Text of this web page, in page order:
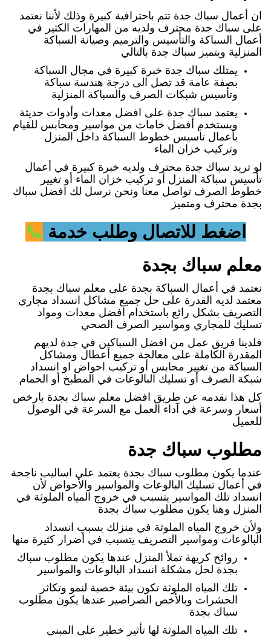
ان أعمال سباك جدة تتم باحترافية كبيرة وذلك لأننا نعتمد
على سباك جدة محترف ولديه من المهارات الكثير في
أعمال السباكة والتأسيس والترميم وصيانة السباكة
المنزلية ويتميز سباك جدة بالتالي
يمتلك سباك جدة خبرة كبيرة في مجال السباكة
بصفة عامة قد تصل الى درجة هندسة سباكة
وتأسيس شبكات الصرف والسباكة المنزلية
يعتمد سباك جدة على افضل معدات وأدوات حديثة
ويستخدم أفضل خامات من مواسير ومحابس للقيام
بأعمال تأسيس خطوط السباكة داخل المنزل
وتركيب خزان الماء
لو تريد سباك جدة محترف ولديه خبرة كبيرة في أعمال
تأسيس سباكة المنزل أو تركيب خزان الماء أو تغيير
خطوط الصرف تواصل معنا ونحن نرسل لك افضل سباك
بجدة محترف ومتميز
اضغط للاتصال وطلب خدمة 📞
معلم سباك بجدة
نعتمد في أعمال السباكة بجدة على معلم سباك بجدة
معتمد لديه القدرة على حل جميع مشاكل انسداد مجاري
التصريف بشكل رائع باستخدام افضل معدات ومواد
تسليك للمجاري ومواسير الصرف الصحي
فلدينا فريق عمل من افضل السباكين في جدة لديهم
المقدرة الكاملة على معالجة جميع أعطال ومشاكل
السباكة من تغيير محابس أو تركيب احواض او انسداد
شبكة الصرف أو تسليك البالوعات في المطبخ أو الحمام
كل هذا نقدمه عن طريق افضل معلم سباك بجدة بارخص
أسعار وسرعة في آداء العمل مع السرعة في الوصول
للعميل
مطلوب سباك جدة
عندما يكون مطلوب سباك بجدة يعتمد على اساليب ناجحة
في أعمال تسليك البالوعات والمواسير والأحواض لأن
انسداد تلك المواسير يتسبب في خروج المياه الملوثة في
المنزل وهنا يكون مطلوب سباك بجدة
ولأن خروج المياه الملوثة في منزلك بسبب انسداد
البالوعات ومواسير التصريف يتسبب في أضرار كثيرة منها
روائح كريهة تملأ المنزل عندها يكون مطلوب سباك
بجدة لحل مشكلة انسداد البالوعات والمواسير
تلك المياه الملوثة تكون بيئة خصبة لنمو وتكاثر
الحشرات وبالأخص الصراصير عندها يكون مطلوب
سباك بجدة
تلك المياه الملوثة لها تأثير خطير على المبنى